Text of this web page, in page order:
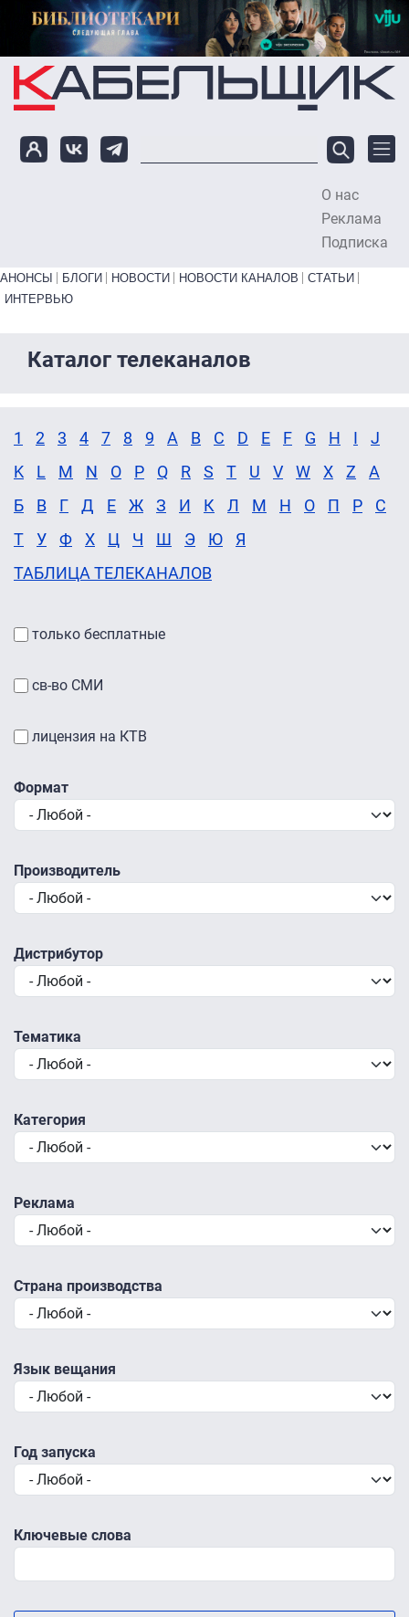
Перейти к основному содержанию
О нас
Реклама
Подписка
Primary links bottom
АНОНСЫ БЛОГИ НОВОСТИ НОВОСТИ КАНАЛОВ
СТАТЬИ
ИНТЕРВЬЮ
Каталог телеканалов
1 2 3 4 7 8 9 A B C D E F G H I
J
K
L M N O P Q R S T U V W X Z
А
Б
В Г Д Е Ж З И К Л М Н О П Р
С
Т
У Ф Х Ц Ч Ш Э Ю
Я
ТАБЛИЦА ТЕЛЕКАНАЛОВ
только бесплатные
св-во СМИ
лицензия на КТВ
Формат
Производитель
Дистрибутор
Тематика
Категория
Реклама
Страна производства
Язык вещания
Год запуска
Ключевые слова